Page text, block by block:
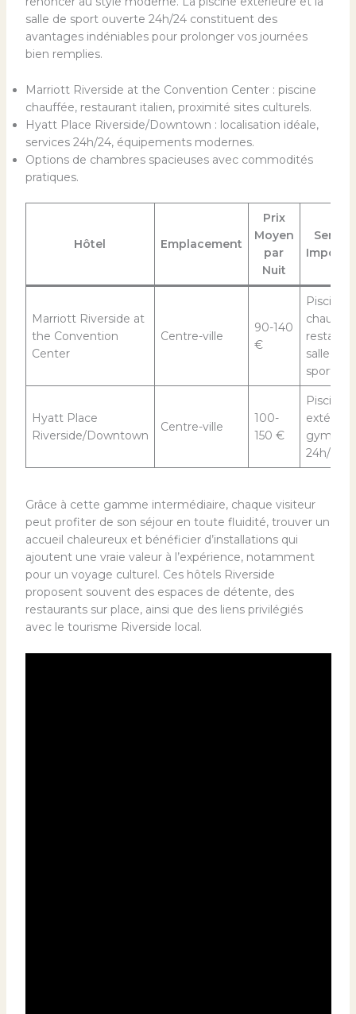
salle de sport ouverte 24h/24 constituent des
avantages indéniables pour prolonger vos journées
bien remplies.
Marriott Riverside at the Convention Center : piscine
chauffée, restaurant italien, proximité sites culturels.
Hyatt Place Riverside/Downtown : localisation idéale,
services 24h/24, équipements modernes.
Options de chambres spacieuses avec commodités
pratiques.
Hôtel Emplacement
Prix
Moyen
par
Nuit
Marriott Riverside at
the Convention
Center
Centre-ville
90-140
€
Piscine
salle de
sport
Hyatt Place
Riverside/Downtown
Centre-ville
100-
150 €
Piscine
gym
24h/24,
Grâce à cette gamme intermédiaire, chaque visiteur
peut profiter de son séjour en toute fluidité, trouver un
accueil chaleureux et bénéficier d’installations qui
ajoutent une vraie valeur à l’expérience, notamment
pour un voyage culturel. Ces hôtels Riverside
proposent souvent des espaces de détente, des
restaurants sur place, ainsi que des liens privilégiés
avec le tourisme Riverside local.